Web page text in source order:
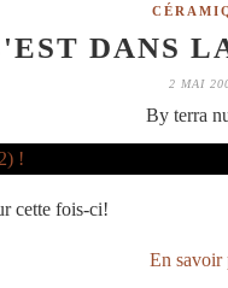
DANS
2 MAI
By terra
cette fois-ci!
En savoir